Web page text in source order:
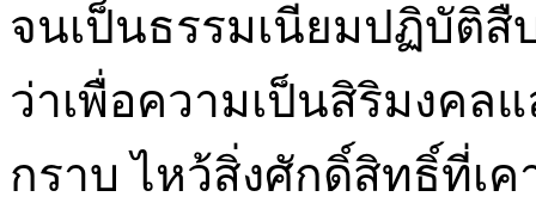
จนเป็นธรรมเนียมปฏิบัติ
ว่าเพื่อความเป็นสิริมงคล
กราบ ไหว้สิ่งศักดิ์สิทธิ์ที่เ